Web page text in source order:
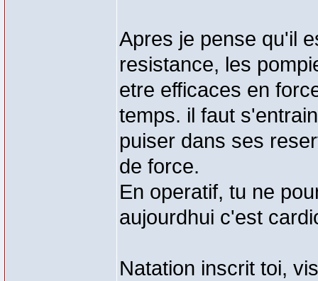
Apres je pense qu'il
resistance, les
etre efficaces en
temps. il faut
puiser dans ses
de force.
En operatif, tu ne
aujourdhui c'est
Natation inscrit toi,